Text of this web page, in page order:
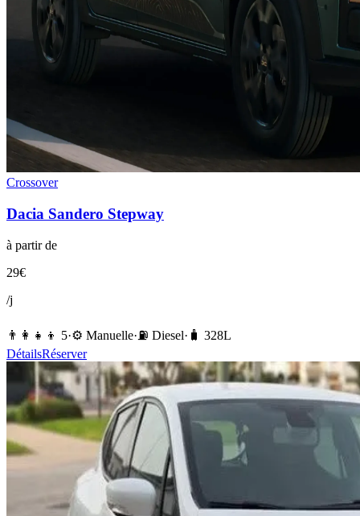
Crossover
Dacia Sandero Stepway
à partir de
29€
/j
👨‍👩‍👧‍👦 5·⚙️ Manuelle·⛽️ Diesel· 🧳 328L
DétailsRéserver